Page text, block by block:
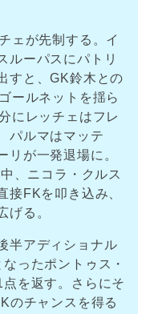
ェが先制する。イ
ルーパスにパトリ
すと、GK鈴木との
ールネットを揺ら
にレッチェはフレ
パルマはマッテ
リが一発退場に。
、ニコラ・クルス
接FKを叩き込み、
げる。
半アディショナル
ったポントゥス・
を返す。さらにそ
のチャンスを得る